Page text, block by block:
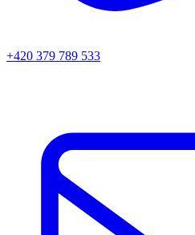
+420 379 789 533